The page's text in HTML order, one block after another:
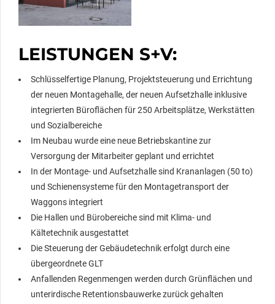
LEISTUNGEN S+V:
Schlüsselfertige Planung, Projektsteuerung und Errichtung
der neuen Montagehalle, der neuen Aufsetzhalle inklusive
integrierten Büroflächen für 250 Arbeitsplätze, Werkstätten
und Sozialbereiche
Im Neubau wurde eine neue Betriebskantine zur
Versorgung der Mitarbeiter geplant und errichtet
In der Montage- und Aufsetzhalle sind Krananlagen (50 to)
und Schienensysteme für den Montagetransport der
Waggons integriert
Die Hallen und Bürobereiche sind mit Klima- und
Kältetechnik ausgestattet
Die Steuerung der Gebäudetechnik erfolgt durch eine
übergeordnete GLT
Anfallenden Regenmengen werden durch Grünflächen und
unterirdische Retentionsbauwerke zurück gehalten